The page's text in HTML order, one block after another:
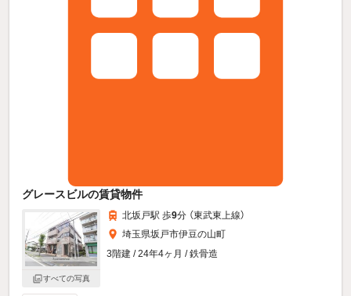
グレースビルの賃貸物件
すべての写真
北坂戸駅 歩9分 （東武東上線）
埼玉県坂戸市伊豆の山町
3階建 / 24年4ヶ月 / 鉄骨造